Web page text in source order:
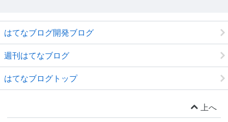
はてなブログ開発ブログ
週刊はてなブログ
はてなブログトップ
上へ